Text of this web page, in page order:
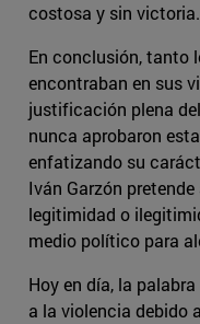
costosa y sin
En conclusión, tanto
encontraban en sus
justificación plena
nunca aprobaron
enfatizando su
Iván Garzón
legitimidad o
medio político para
Hoy en día, la
a la violencia debido